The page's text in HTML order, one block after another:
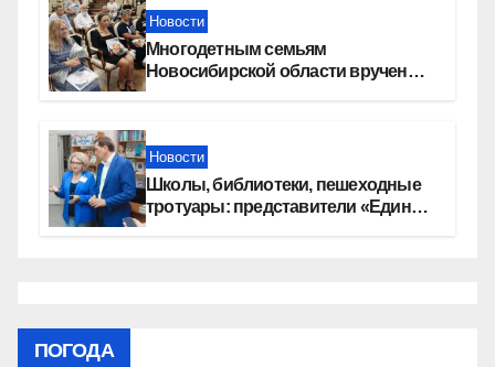
Новости
Многодетным семьям
Новосибирской области вручены
Новости
Школы, библиотеки, пешеходные
тротуары: представители «Единой
ПОГОДА